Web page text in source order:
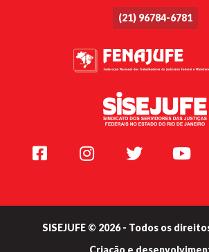
(21) 96784-6781
Facebook Instagram Twitter
SISEJUFE © 2026 - Todos os
Criação e